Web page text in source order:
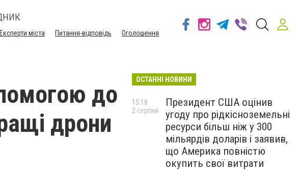
Експерти міста Питання-відповідь Оголошення
до
дрони
ОСТАННІ НОВИНИ
Президент США оцінив
угоду про рідкісноземельні
ресурси більш ніж у 300
мільярдів доларів і заявив,
що Америка повністю
окупить свої витрати
15:18
2 серпня